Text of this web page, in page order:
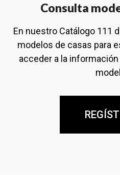
Consulta
En nuestro Catálogo 111
modelos de casas para
acceder a la